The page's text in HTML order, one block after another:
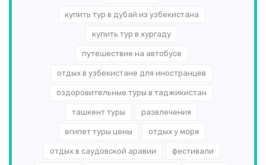
купить тур в дубай из узбекистана
купить тур в хургаду
путешествие на автобусе
отдых в узбекистане для иностранцев
оздоровительные туры в таджикистан
ташкент туры развлечения
египет туры цены отдых у моря
отдых в саудовской аравии фестивали